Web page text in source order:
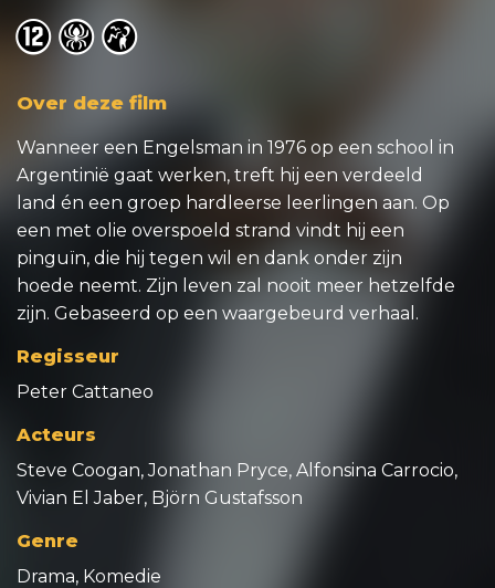
o o o
Over deze film
Wanneer een Engelsman in 1976 op een school in
Argentinië gaat werken, treft hij een verdeeld
land én een groep hardleerse leerlingen aan. Op
een met olie overspoeld strand vindt hij een
pinguïn, die hij tegen wil en dank onder zijn
hoede neemt. Zijn leven zal nooit meer hetzelfde
zijn. Gebaseerd op een waargebeurd verhaal.
Regisseur
Peter Cattaneo
Acteurs
Steve Coogan, Jonathan Pryce, Alfonsina Carrocio,
Vivian El Jaber, Björn Gustafsson
Genre
Drama, Komedie